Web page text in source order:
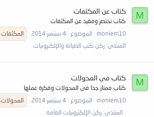
M كتاب عن المكثفات
كتاب نختصر ومفيد عن المكثفات
moniem10
الموضوع 4 سبتمبر 2014 المكثفات
المنتدى: ركن كتب الصيانة والإلكنرونيات
M كتاب فى المحولات
كتاب ممتاز جدا فى المحولات وفكرة عملها
moniem10
الموضوع 4 سبتمبر 2014 المحولات
المنتدى: ركن الإلكترونيات العامة